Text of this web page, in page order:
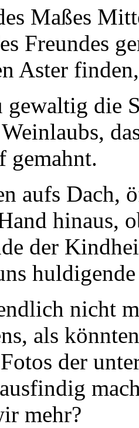
Maßes
Freundes
Aster
gewaltig die
gemahnt.
aufs Dach,
hinaus,
der
nicht
als
der
mehr?